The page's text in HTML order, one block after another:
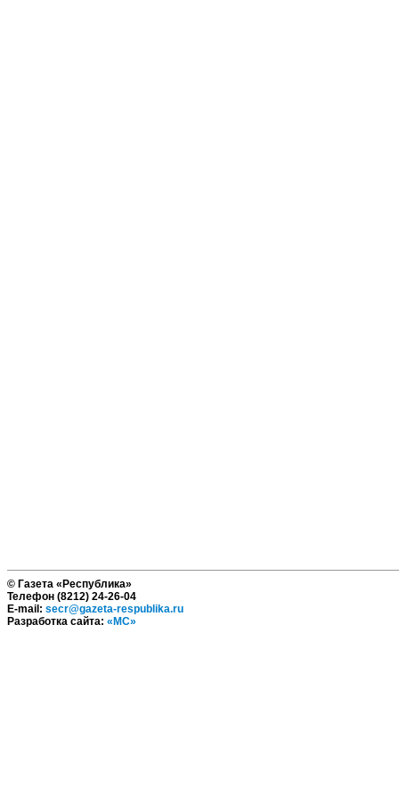
© Газета «Республика»
Телефон (8212) 24-26-04
E-mail: secr@gazeta-respublika.ru
Разработка сайта: «МС»